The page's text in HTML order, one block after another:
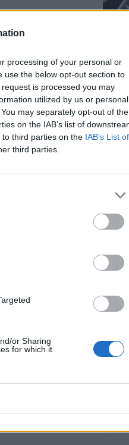
processing of your personal or
use the below opt-out section to
is processed you may
utilized by us or personal
may separately opt-out of the
on the IAB’s list of
third parties on the IAB’s List of
third parties.
or Sharing
for which it